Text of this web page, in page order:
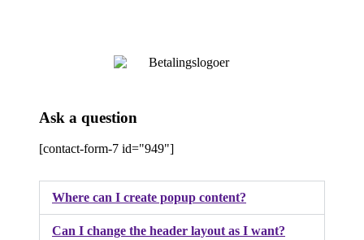
Ask a question
[contact-form-7 id="949"]
Where can I create popup content?
Can I change the header layout as I want?